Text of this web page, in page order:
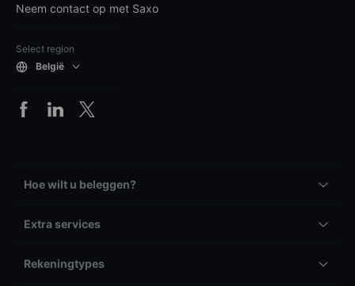
Neem contact op met Saxo
Select region
België
Hoe wilt u beleggen?
Extra services
Rekeningtypes